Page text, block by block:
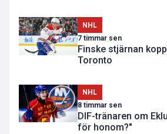
NHL
7 timmar sen
Finske stjärnan
Toronto
NHL
8 timmar sen
DIF-tränaren om
för honom?"